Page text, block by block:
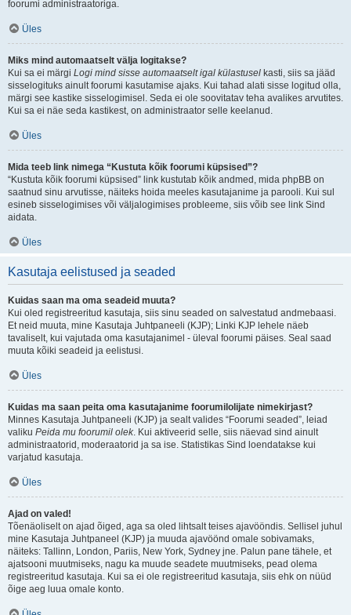
foorumi administraatoriga.
Üles
Miks mind automaatselt välja logitakse?
Kui sa ei märgi Logi mind sisse automaatselt igal külastusel kasti, siis sa jääd
sisselogituks ainult foorumi kasutamise ajaks. Kui tahad alati sisse logitud olla,
märgi see kastike sisselogimisel. Seda ei ole soovitatav teha avalikes arvutites.
Kui sa ei näe seda kastikest, on administraator selle keelanud.
Üles
Mida teeb link nimega “Kustuta kõik foorumi küpsised”?
“Kustuta kõik foorumi küpsised” link kustutab kõik andmed, mida phpBB on
saatnud sinu arvutisse, näiteks hoida meeles kasutajanime ja parooli. Kui sul
esineb sisselogimises või väljalogimises probleeme, siis võib see link Sind
aidata.
Üles
Kasutaja eelistused ja seaded
Kuidas saan ma oma seadeid muuta?
Kui oled registreeritud kasutaja, siis sinu seaded on salvestatud andmebaasi.
Et neid muuta, mine Kasutaja Juhtpaneeli (KJP); Linki KJP lehele näeb
tavaliselt, kui vajutada oma kasutajanimel - üleval foorumi päises. Seal saad
muuta kõiki seadeid ja eelistusi.
Üles
Kuidas ma saan peita oma kasutajanime foorumilolijate nimekirjast?
Minnes Kasutaja Juhtpaneeli (KJP) ja sealt valides “Foorumi seaded”, leiad
valiku Peida mu foorumil olek. Kui aktiveerid selle, siis näevad sind ainult
administraatorid, moderaatorid ja sa ise. Statistikas Sind loendatakse kui
varjatud kasutaja.
Üles
Ajad on valed!
Tõenäoliselt on ajad õiged, aga sa oled lihtsalt teises ajavööndis. Sellisel juhul
mine Kasutaja Juhtpaneel (KJP) ja muuda ajavöönd omale sobivamaks,
näiteks: Tallinn, London, Pariis, New York, Sydney jne. Palun pane tähele, et
ajatsooni muutmiseks, nagu ka muude seadete muutmiseks, pead olema
registreeritud kasutaja. Kui sa ei ole registreeritud kasutaja, siis ehk on nüüd
õige aeg luua omale konto.